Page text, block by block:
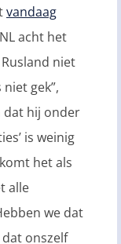
vandaag
acht het
niet
gek”,
dat hij onder
is weinig
het als
alle
we dat
onszelf